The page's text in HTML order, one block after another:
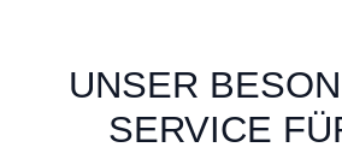
UNSER
SERVICE